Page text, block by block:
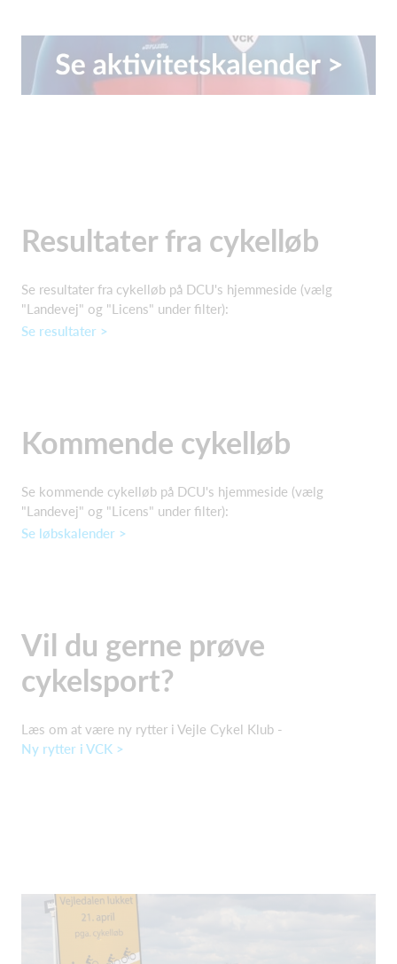
Resultater fra cykelløb
Se resultater fra cykelløb på DCU's hjemmeside (vælg
"Landevej" og "Licens" under filter):
Se resultater >
Kommende cykelløb
Se kommende cykelløb på DCU's hjemmeside (vælg
"Landevej" og "Licens" under filter):
Se løbskalender >
​Vil du gerne prøve
cykelsport?
Læs om at være ny rytter i Vejle Cykel Klub -
Ny rytter i VCK >